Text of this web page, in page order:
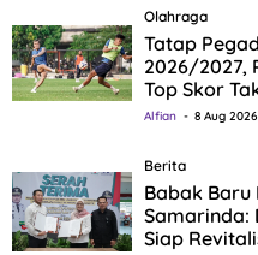
Olahraga
Tatap
2026/2027,
Top Skor
Alfian 8 Aug 2026
Berita
Babak Baru
Samarinda:
Siap